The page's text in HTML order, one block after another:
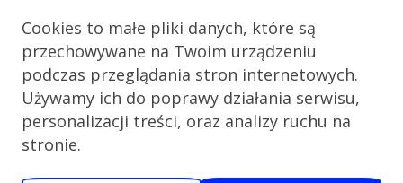
Cookies to małe pliki danych, które są
przechowywane na Twoim urządzeniu
podczas przeglądania stron internetowych.
Używamy ich do poprawy działania serwisu,
personalizacji treści, oraz analizy ruchu na
stronie.